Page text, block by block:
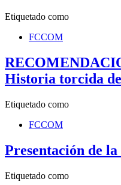
Etiquetado como
FCCOM
Historia torcida
Etiquetado como
FCCOM
Presentación de
Etiquetado como